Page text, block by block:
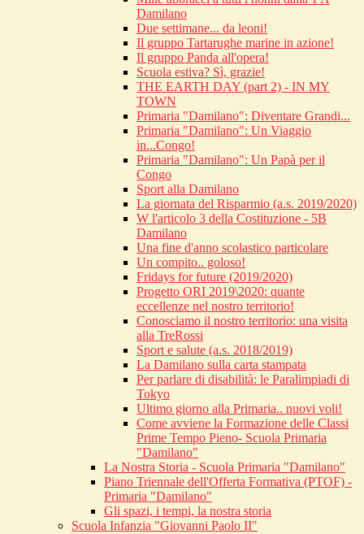
Damilano
Due settimane... da leoni!
Il gruppo Tartarughe marine in azione!
Il gruppo Panda all'opera!
Scuola estiva? Sì, grazie!
THE EARTH DAY (part 2) - IN MY
TOWN
Primaria "Damilano": Diventare Grandi...
Primaria "Damilano": Un Viaggio
in...Congo!
Primaria "Damilano": Un Papà per il
Congo
Sport alla Damilano
La giornata del Risparmio (a.s. 2019/2020)
W l'articolo 3 della Costituzione - 5B
Damilano
Una fine d'anno scolastico particolare
Un compito.. goloso!
Fridays for future (2019/2020)
Progetto ORI 2019\2020: quante
eccellenze nel nostro territorio!
Conosciamo il nostro territorio: una visita
alla TreRossi
Sport e salute (a.s. 2018/2019)
La Damilano sulla carta stampata
Per parlare di disabilità: le Paralimpiadi di
Tokyo
Ultimo giorno alla Primaria.. nuovi voli!
Come avviene la Formazione delle Classi
Prime Tempo Pieno- Scuola Primaria
"Damilano"
La Nostra Storia - Scuola Primaria "Damilano"
Piano Triennale dell'Offerta Formativa (PTOF) -
Primaria "Damilano"
Gli spazi, i tempi, la nostra storia
Scuola Infanzia "Giovanni Paolo II"